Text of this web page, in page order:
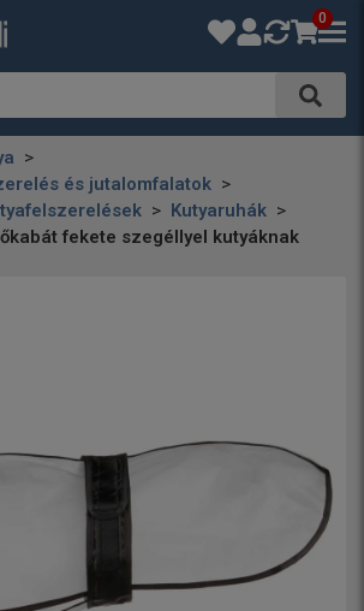
0
és jutalomfalatok
Kutyaruhák
fekete szegéllyel kutyáknak